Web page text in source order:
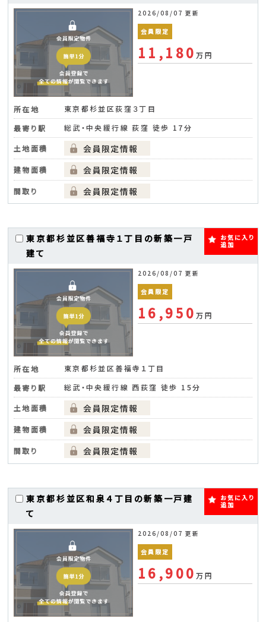
2026/08/07 更新
会員限定
11,180万円
所在地
東京都杉並区荻窪３丁目
最寄り駅
総武・中央緩行線 荻窪 徒歩 17分
土地面積
建物面積
間取り
東京都杉並区善福寺１丁目の新築一戸
建て
お気に入り
追加
2026/08/07 更新
会員限定
16,950万円
所在地
東京都杉並区善福寺１丁目
最寄り駅
総武・中央緩行線 西荻窪 徒歩 15分
土地面積
建物面積
間取り
東京都杉並区和泉４丁目の新築一戸建
て
お気に入り
追加
2026/08/07 更新
会員限定
16,900万円